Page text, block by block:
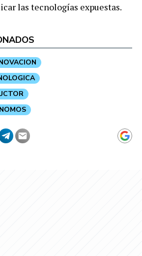
las tecnologías expuestas.